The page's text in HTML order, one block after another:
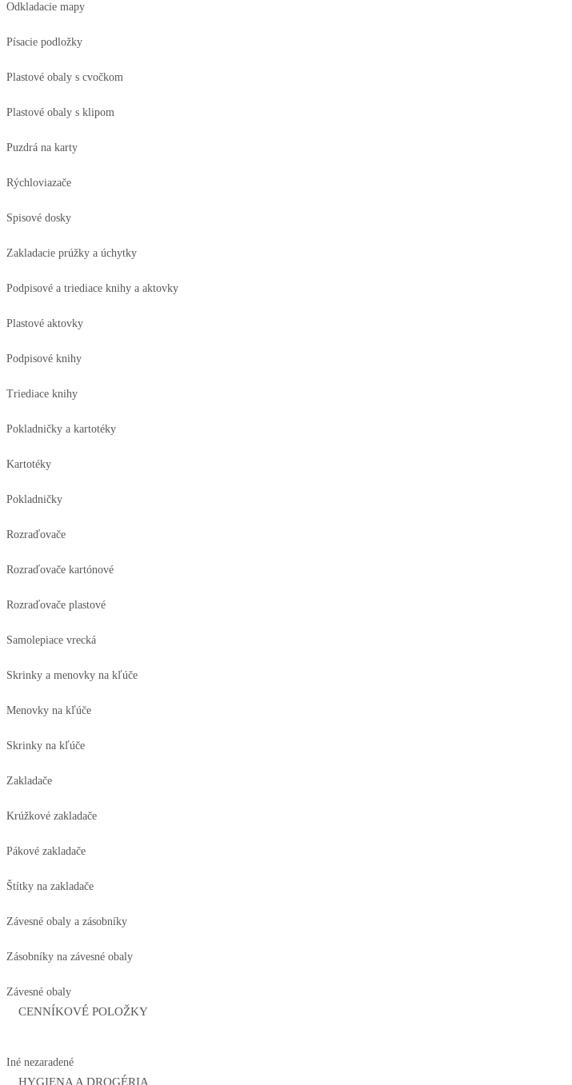
Odkladacie mapy
Písacie podložky
Plastové obaly s cvočkom
Plastové obaly s klipom
Puzdrá na karty
Rýchloviazače
Spisové dosky
Zakladacie prúžky a úchytky
Podpisové a triediace knihy a aktovky
Plastové aktovky
Podpisové knihy
Triediace knihy
Pokladničky a kartotéky
Kartotéky
Pokladničky
Rozraďovače
Rozraďovače kartónové
Rozraďovače plastové
Samolepiace vrecká
Skrinky a menovky na kľúče
Menovky na kľúče
Skrinky na kľúče
Zakladače
Krúžkové zakladače
Pákové zakladače
Štítky na zakladače
Závesné obaly a zásobníky
Zásobníky na závesné obaly
Závesné obaly
CENNÍKOVÉ POLOŽKY
Iné nezaradené
HYGIENA A DROGÉRIA